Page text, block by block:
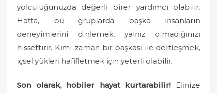
yolculuğunuzda değerli birer yardımcı olabilir.
Hatta, bu gruplarda başka insanların
deneyimlerini dinlemek, yalnız olmadığınızı
hissettirir. Kimi zaman bir başkası ile dertleşmek,
içsel yükleri hafifletmek için yeterli olabilir.
Son olarak, hobiler hayat kurtarabilir! Elinize